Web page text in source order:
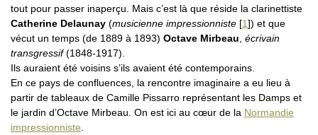
tout pour passer inaperçu. Mais c’est là que réside la clarinettiste
Catherine Delaunay (musicienne impressionniste [1]) et que
vécut un temps (de 1889 à 1893) Octave Mirbeau écrivain
transgressif(1848-1917).
Ils auraient été voisins s’ils avaient été contemporains.
En ce pays de confluences, la rencontre imaginaire a eu lieu à
partir de tableaux de Camille Pissarro représentant les Damps et
le jardin d’Octave Mirbeau. On est ici au cœur de la Normandie
impressionniste